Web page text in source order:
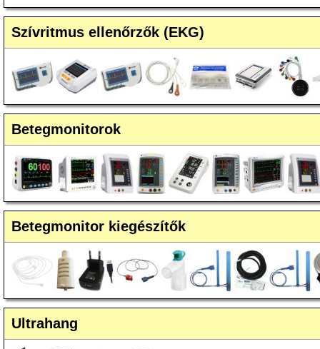
Szívritmus ellenőrzők (EKG)
Betegmonitorok
Betegmonitor kiegészítők
Ultrahang